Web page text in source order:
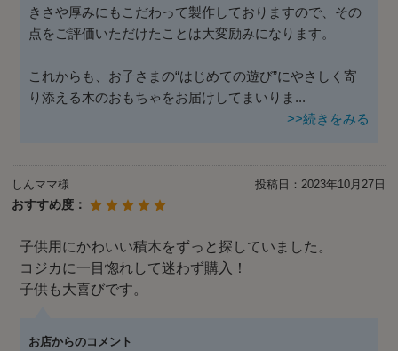
きさや厚みにもこだわって製作しておりますので、その
点をご評価いただけたことは大変励みになります。
これからも、お子さまの“はじめての遊び”にやさしく寄
り添える木のおもちゃをお届けしてまいりま ...
>>続きをみる
しんママ様 投稿日：2023年10月27日
おすすめ度：
子供用にかわいい積木をずっと探していました。
コジカに一目惚れして迷わず購入！
子供も大喜びです。
お店からのコメント